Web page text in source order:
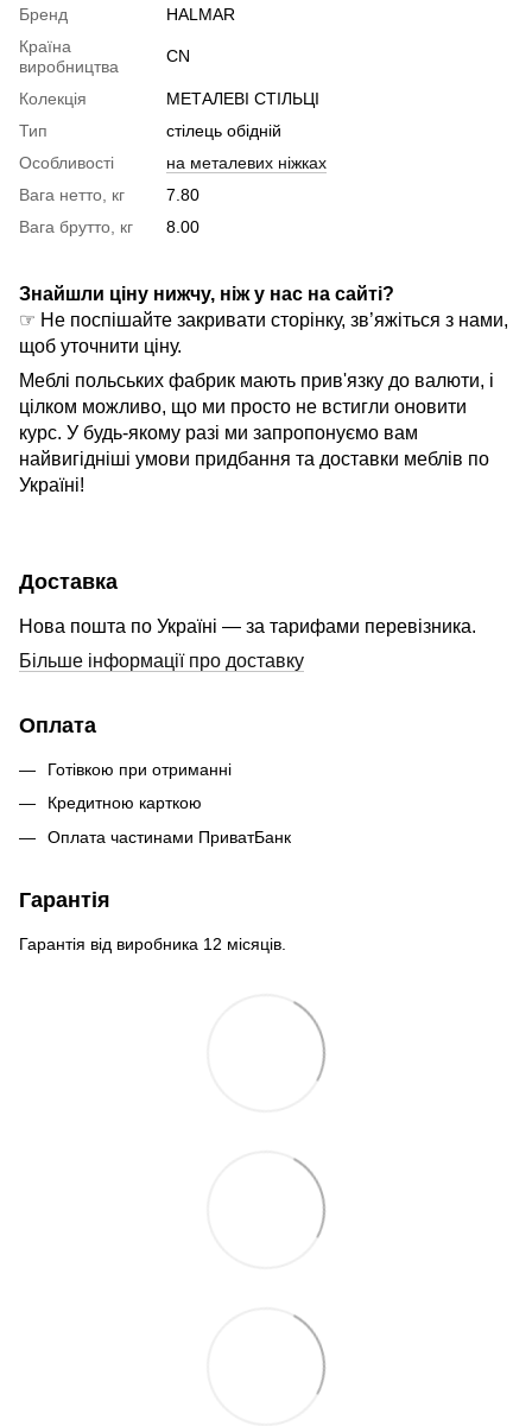
Бренд
HALMAR
Країна
виробництва
CN
Колекція
МЕТАЛЕВІ СТІЛЬЦІ
Тип
стілець обідній
Особливості
на металевих ніжках
Вага нетто, кг
7.80
Вага брутто, кг
8.00
Знайшли ціну нижчу, ніж у нас на сайті?
☞ Не поспішайте закривати сторінку, зв’яжіться з нами,
щоб уточнити ціну.
Меблі польських фабрик мають прив'язку до валюти, і
цілком можливо, що ми просто не встигли оновити
курс. У будь-якому разі ми запропонуємо вам
найвигідніші умови придбання та доставки меблів по
Україні!
Доставка
Нова пошта по Україні — за тарифами перевізника.
Більше інформації про доставку
Оплата
Готівкою при отриманні
Кредитною карткою
Оплата частинами ПриватБанк
Гарантія
Гарантія від виробника 12 місяців.